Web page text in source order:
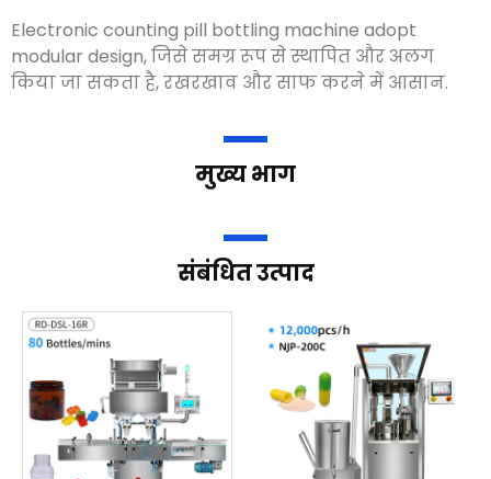
Electronic counting pill bottling machine adopt
modular design, जिसे समग्र रूप से स्थापित और अलग
किया जा सकता है, रखरखाव और साफ करने में आसान.
मुख्य भाग
संबंधित उत्पाद